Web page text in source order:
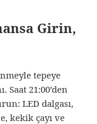
Girin,
tepeye
21:00’den
LED dalgası,
kekik çayı ve